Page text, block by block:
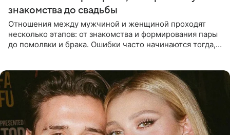
знакомства до свадьбы
Отношения между мужчиной и женщиной проходят
несколько этапов: от знакомства и формирования пары
до помолвки и брака. Ошибки часто начинаются тогда,